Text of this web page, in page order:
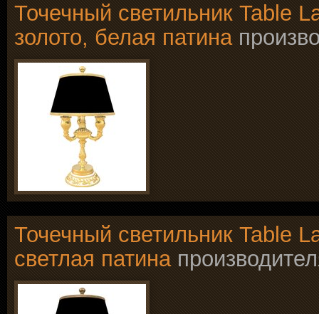
Точечный светильник Table
золото, белая патина
Точечный светильник Table
светлая патина